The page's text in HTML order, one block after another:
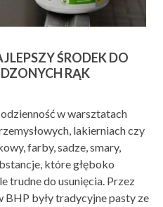
ŚRODEK DO
RĄK
w warsztatach
lakierniach czy
farby, sadze, smary,
które głęboko
trudne do usunięcia. Przez
BHP były tradycyjne pasty ze